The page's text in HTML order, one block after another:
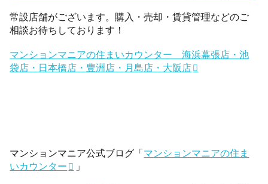
常設店舗がございます。購入・売却・賃貸管理などのご
相談お待ちしております！
マンションマニアの住まいカウンター 海浜幕張店・池
袋店・日本橋店・豊洲店・月島店・大阪店
マンションマニア公式ブログ「マンションマニアの住ま
いカウンター
」